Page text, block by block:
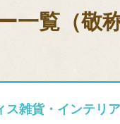
一覧（敬
ス雑貨・インテリ